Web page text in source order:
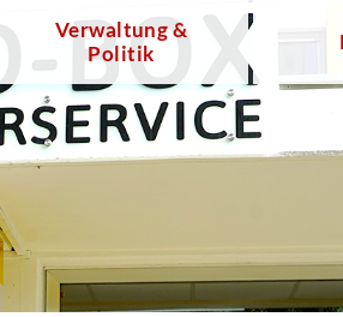
Verwaltung &
Politik